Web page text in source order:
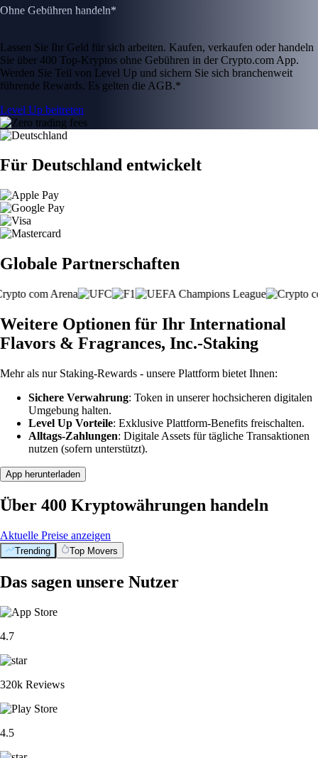
Ohne Gebühren handeln*
Lassen Sie Ihr Geld für sich arbeiten. Kaufen, verkaufen oder handeln
Sie über 400 Top-Kryptos ohne Gebühren in der Crypto.com App.
Werden Sie Teil von Level Up und sichern Sie sich branchenweit
führende Rewards. Es gelten die AGB.*
Level Up beitreten
Für Deutschland entwickelt
Globale Partnerschaften
Weitere Optionen für Ihr International
Flavors & Fragrances, Inc.-Staking
Mehr als nur Staking-Rewards - unsere Plattform bietet Ihnen:
Sichere Verwahrung: Token in unserer hochsicheren digitalen
Umgebung halten.
Level Up Vorteile: Exklusive Plattform-Benefits freischalten.
Alltags-Zahlungen: Digitale Assets für tägliche Transaktionen
nutzen (sofern unterstützt).
App herunterladen
Über 400 Kryptowährungen handeln
Aktuelle Preise anzeigen
Trending Top Movers
Das sagen unsere Nutzer
4.7
320k Reviews
4.5